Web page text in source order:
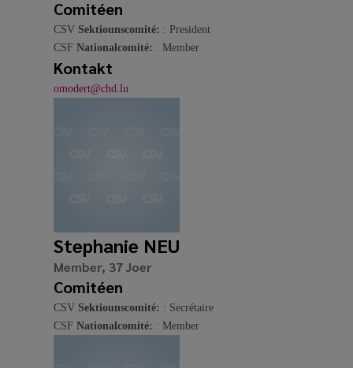
Comitéen
CSV Sektiounscomité: : President
CSF Nationalcomité: : Member
Kontakt
omodert@chd.lu
Stephanie NEU
Member, 37 Joer
Comitéen
CSV Sektiounscomité: : Secrétaire
CSF Nationalcomité: : Member